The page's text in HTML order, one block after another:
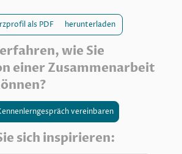
als PDF herunterladen
vereinbaren
wie Sie
einer Zusammenarbeit
sich inspirieren: